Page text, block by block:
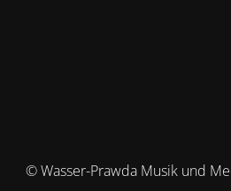
© Wasser-Prawda Musik und